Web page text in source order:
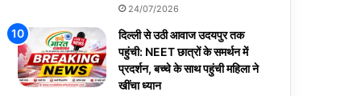
24/07/2026
दिल्ली से उठी आवाज उदयपुर तक
पहुंची: NEET छात्रों के समर्थन में
प्रदर्शन, बच्चे के साथ पहुंची महिला ने
खींचा ध्यान